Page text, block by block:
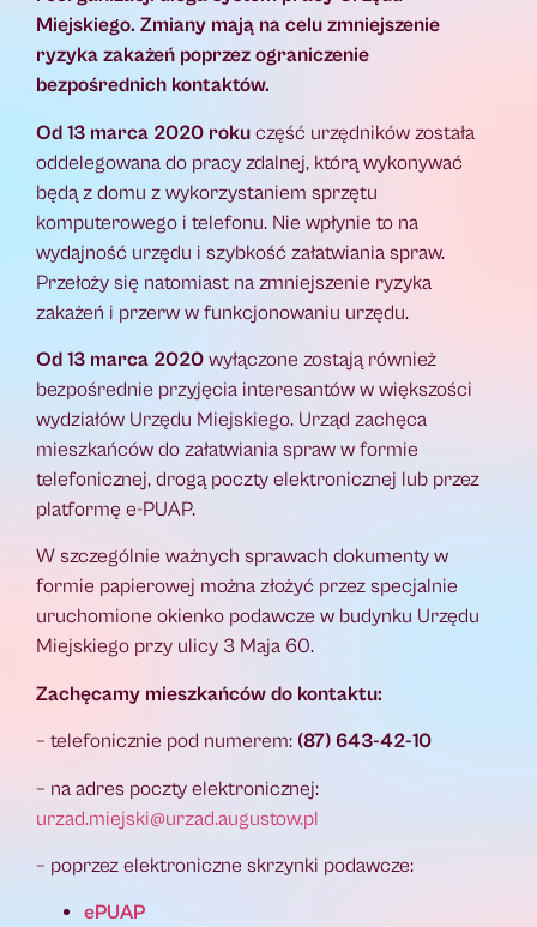
Miejskiego. Zmiany mają na celu zmniejszenie
ryzyka zakażeń poprzez ograniczenie
bezpośrednich kontaktów.
Od 13 marca 2020 roku część urzędników została
oddelegowana do pracy zdalnej, którą wykonywać
będą z domu z wykorzystaniem sprzętu
komputerowego i telefonu. Nie wpłynie to na
wydajność urzędu i szybkość załatwiania spraw.
Przełoży się natomiast na zmniejszenie ryzyka
zakażeń i przerw w funkcjonowaniu urzędu.
Od 13 marca 2020 wyłączone zostają również
bezpośrednie przyjęcia interesantów w większości
wydziałów Urzędu Miejskiego. Urząd zachęca
mieszkańców do załatwiania spraw w formie
telefonicznej, drogą poczty elektronicznej lub przez
platformę e-PUAP.
W szczególnie ważnych sprawach dokumenty w
formie papierowej można złożyć przez specjalnie
uruchomione okienko podawcze w budynku Urzędu
Miejskiego przy ulicy 3 Maja 60.
Zachęcamy mieszkańców do kontaktu:
– telefonicznie pod numerem: (87) 643-42-10
– na adres poczty elektronicznej:
urzad.miejski@urzad.augustow.pl
– poprzez elektroniczne skrzynki podawcze:
ePUAP